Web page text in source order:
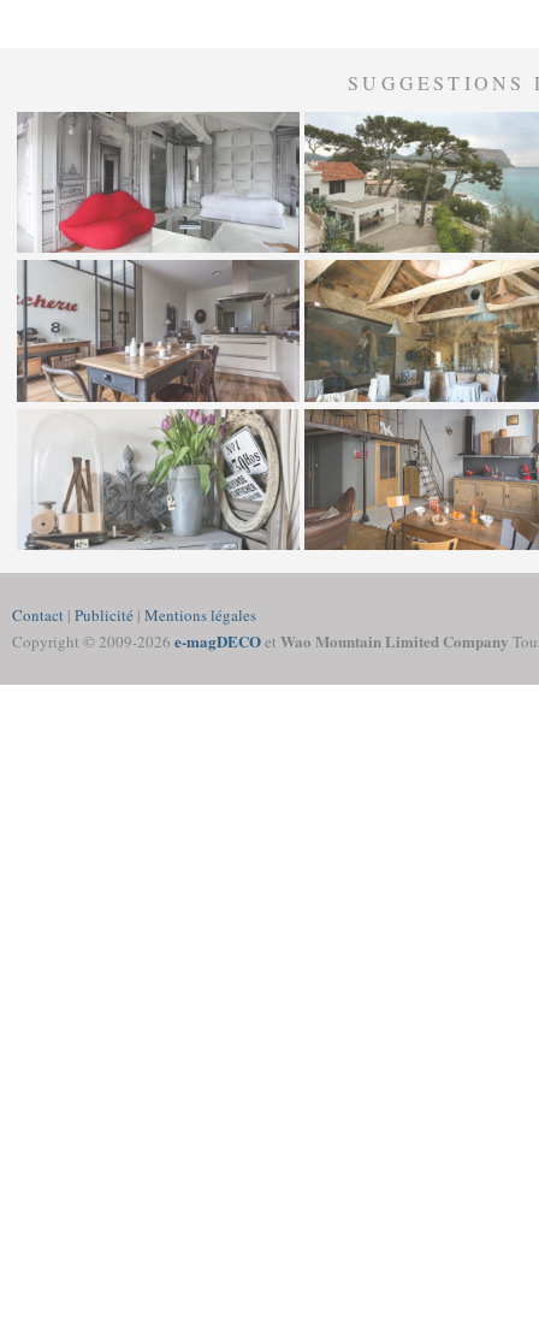
Contact | Publicité | Mentions légales
Copyright © 2009-2026 e-magDECOet Wao Mountain Limited Company